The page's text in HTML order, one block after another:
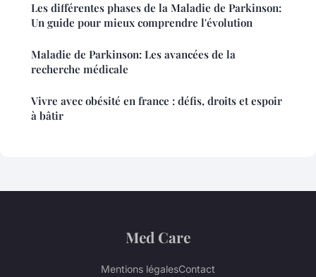
Les différentes phases de la Maladie de Parkinson:
Un guide pour mieux comprendre l'évolution
Maladie de Parkinson: Les avancées de la
recherche médicale
Vivre avec obésité en france : défis, droits et espoir
à bâtir
Med Care
Mentions légalesContact